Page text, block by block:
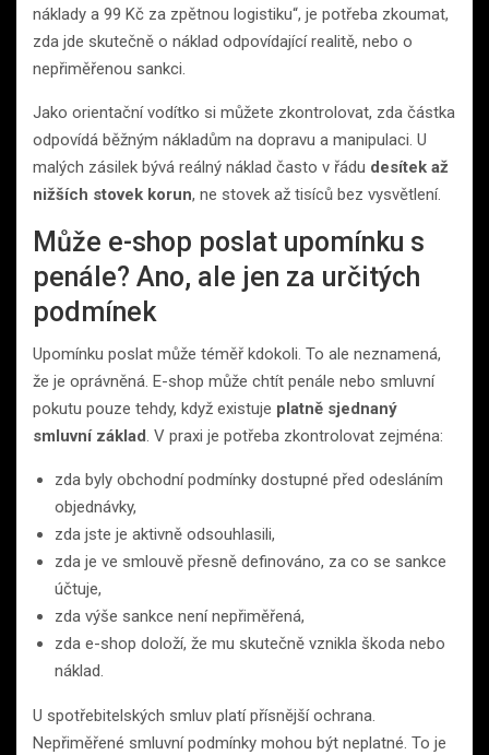
náklady a 99 Kč za zpětnou logistiku“, je potřeba zkoumat,
zda jde skutečně o náklad odpovídající realitě, nebo o
nepřiměřenou sankci.
Jako orientační vodítko si můžete zkontrolovat, zda částka
odpovídá běžným nákladům na dopravu a manipulaci. U
malých zásilek bývá reálný náklad často v řádu desítek až
nižších stovek korun, ne stovek až tisíců bez vysvětlení.
Může e-shop poslat upomínku s
penále? Ano, ale jen za určitých
podmínek
Upomínku poslat může téměř kdokoli. To ale neznamená,
že je oprávněná. E-shop může chtít penále nebo smluvní
pokutu pouze tehdy, když existuje platně sjednaný
smluvní základ. V praxi je potřeba zkontrolovat zejména:
zda byly obchodní podmínky dostupné před odesláním
objednávky,
zda jste je aktivně odsouhlasili,
zda je ve smlouvě přesně definováno, za co se sankce
účtuje,
zda výše sankce není nepřiměřená,
zda e-shop doloží, že mu skutečně vznikla škoda nebo
náklad.
U spotřebitelských smluv platí přísnější ochrana.
Nepřiměřené smluvní podmínky mohou být neplatné. To je